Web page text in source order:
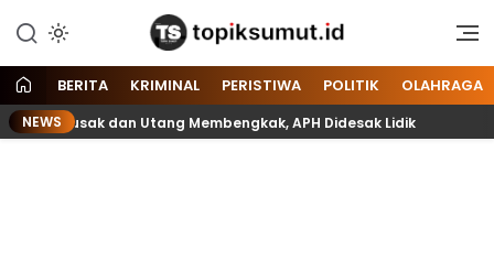
Topik Sumut
Memberitakan Seputar
dan Nasional
BERITA KRIMINAL PERISTIWA POLITIK OLAHRAGA
NEWS
Rusak dan Utang Membengkak, APH Didesak Lidik